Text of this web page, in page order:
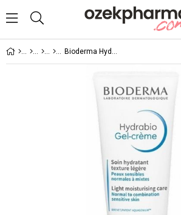
Bioderma Hydrabio Gel Cream 40 ml